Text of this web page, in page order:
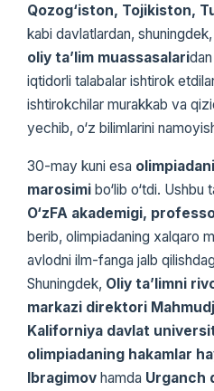
Qozog‘iston, Tojikiston,
kabi davlatlardan, shuningdek,
oliy ta’lim muassasalari
iqtidorli talabalar ishtirok
ishtirokchilar murakkab va
yechib, o‘z bilimlarini
30-may kuni esa
marosimi bo‘lib o‘tdi. Ushbu
O‘zFA akademigi,
berib, olimpiadaning xalqaro
avlodni ilm-fanga jalb
Shuningdek, Oliy taʼlimni
markazi direktori
Kaliforniya davlat
olimpiadaning hakamlar
Ibragimov hamda Urganch